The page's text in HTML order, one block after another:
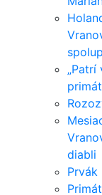
„Patrí
diabli